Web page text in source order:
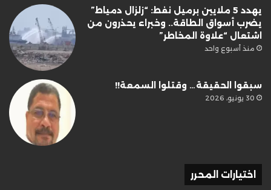
يهدد 5 ملايين برميل نفط: “زلزال دمياط”
يضرب أسواق الطاقة.. وخبراء يحذرون من
اشتعال “علاوة المخاطر”
منذ أسبوع واحد
سبقوا الحقيقة… وقتلوا السمعة!!
30 يونيو، 2026
اختيارات المحرر